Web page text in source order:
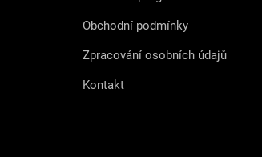
Obchodní podmínky
Zpracování osobních údajů
Kontakt